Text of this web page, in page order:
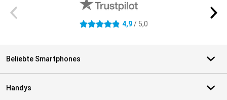
4.9 Sterne 4,9/ 5,0
Beliebte Smartphones
Handys